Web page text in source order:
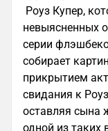
Роуз Купер,
невыясненных
серии
собирает
прикрытием
свидания к
оставляя сына
одной из таких